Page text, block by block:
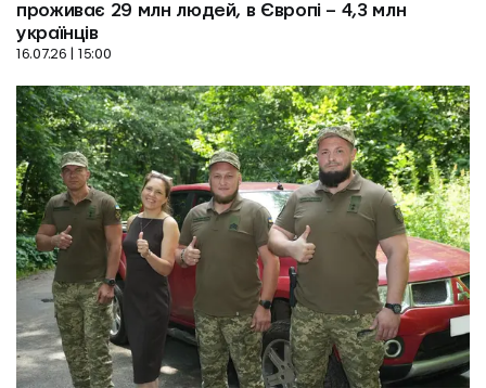
проживає 29 млн людей, в Європі – 4,3 млн
українців
16.07.26 | 15:00